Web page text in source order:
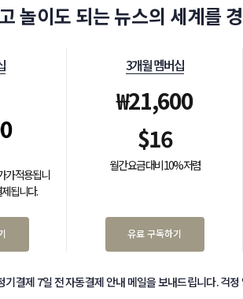
놀이도 되는 뉴스의 세계를
가 적용됩니
됩니다.
3개월 멤버십
₩21,600
$16
월간 요금 대비 10% 저렴
유료 구독하기
기결제 7일 전 자동결제 안내 메일을 보내드립니다. 걱